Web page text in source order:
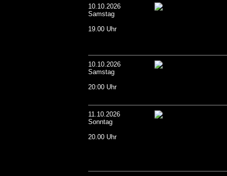
10.10.2026
Samstag
19.00 Uhr
10.10.2026
Samstag
20:00 Uhr
11.10.2026
Sonntag
20.00 Uhr